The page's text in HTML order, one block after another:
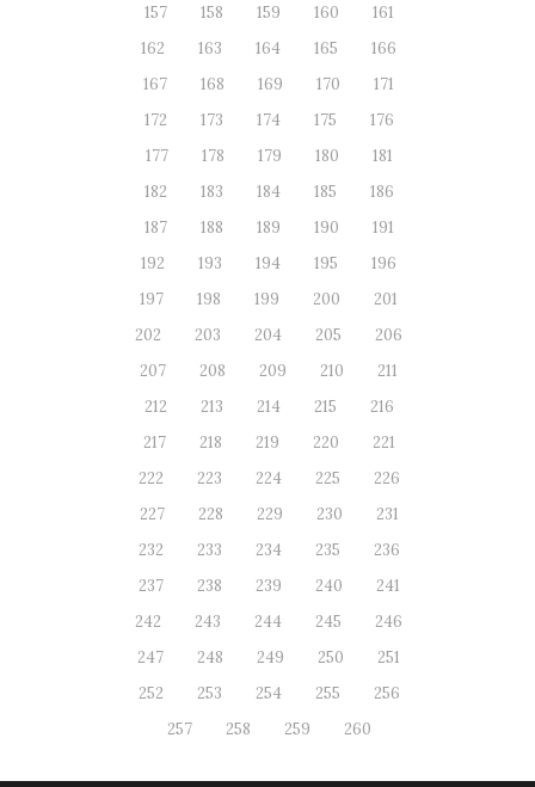
157
158 159 160
161
162
163 164 165
166
167
168 169 170
171
172
173 174 175
176
177
178 179 180
181
182
183 184 185
186
187
188 189 190
191
192
193 194 195
196
197
198 199 200
201
202
203 204 205
206
207
208 209 210
211
212
213 214 215
216
217
218 219 220
221
222
223 224 225
226
227
228 229 230
231
232
233 234 235
236
237
238 239 240
241
242
243 244 245
246
247
248 249 250
251
252
253 254 255
256
257
258 259 260